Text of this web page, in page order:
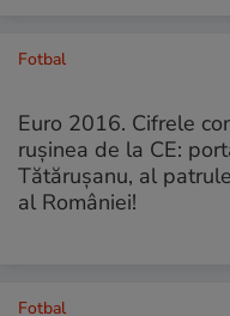
Fotbal
Euro 2016. Cifrele
ruşinea de la CE:
Tătăruşanu, al
al României!
Fotbal